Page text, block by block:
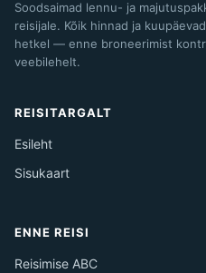
Soodsaimad lennu- ja
reisijale. Kõik hinnad ja
hetkel — enne broneerimist
veebilehelt.
REISITARGALT
Esileht
Sisukaart
ENNE REISI
Reisimise ABC